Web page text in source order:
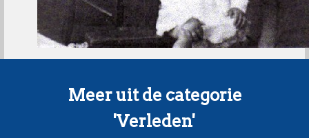
Meer uit de categorie
'Verleden'